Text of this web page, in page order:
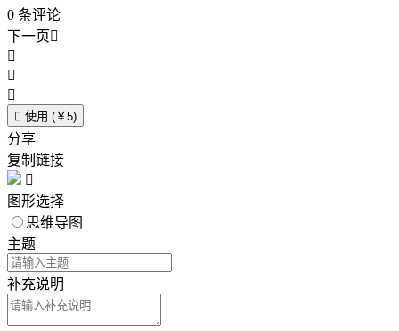
0 条评论
下一页



 使用 (￥5)
分享
复制链接

图形选择
思维导图
主题
补充说明